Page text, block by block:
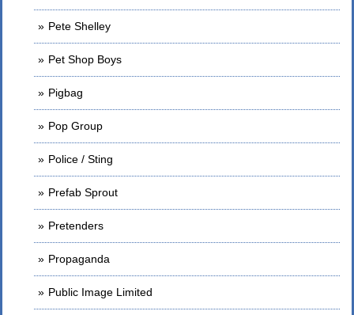
Pete Shelley
Pet Shop Boys
Pigbag
Pop Group
Police / Sting
Prefab Sprout
Pretenders
Propaganda
Public Image Limited